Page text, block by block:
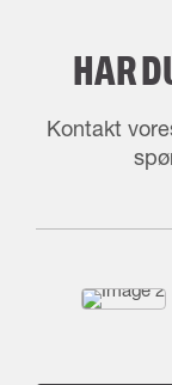
HAR
Kontakt